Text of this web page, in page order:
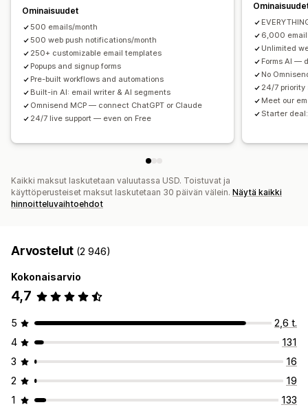
Kampanjoiden hallinnointi
Muokkaustyökalu
Käännös
Lokalisointi
Mukautettu koodi
Tuonti ja vienti Sähköpostidomainit
Sähköpostiosoitteiden keräyslista
Käynnistimet ja säännöt
Automaatiot
Kohdentaminen
Geopaikannus Segmentointi
Seuranta
Ominaisuudet
500 emails/month
500 web push notifications/month
250+ customizable email templates
Popups and signup forms
Pre-built workflows and automations
Built-in AI: email writer & AI segments
Omnisend MCP — connect ChatGPT or Claude
24/7 live support — even on Free
6,000
Unlimited
Forms AI —
No
24/7 priority
Meet our
Starter
Kaikki maksut laskutetaan valuutassa USD. Toistuvat ja
käyttöperusteiset maksut laskutetaan 30 päivän välein. Näytä kaikki
hinnoitteluvaihtoehdot
Arvostelut (2 946)
Kokonaisarvio
4,7
5
2,6 t.
4
131
3
16
2
19
1
133